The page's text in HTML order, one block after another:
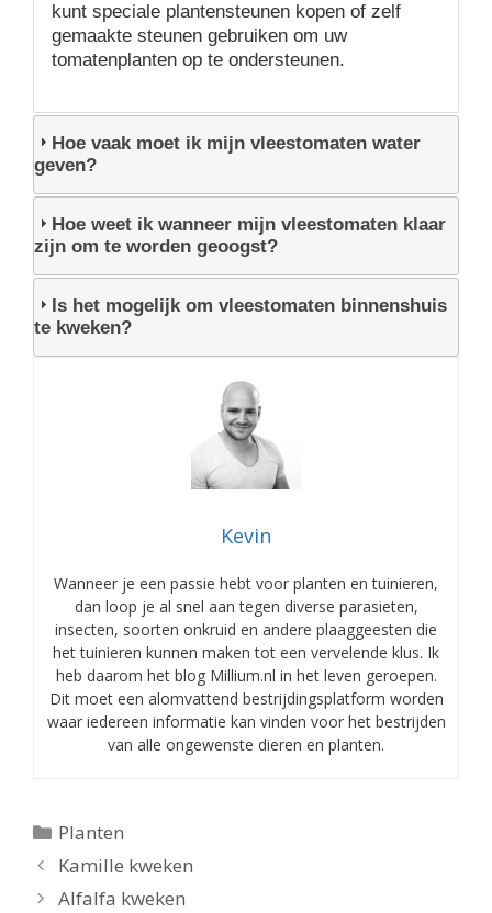
kunt speciale plantensteunen kopen of zelf
gemaakte steunen gebruiken om uw
tomatenplanten op te ondersteunen.
Hoe vaak moet ik mijn vleestomaten water
geven?
Hoe weet ik wanneer mijn vleestomaten klaar
zijn om te worden geoogst?
Is het mogelijk om vleestomaten binnenshuis
te kweken?
Kevin
Wanneer je een passie hebt voor planten en tuinieren,
dan loop je al snel aan tegen diverse parasieten,
insecten, soorten onkruid en andere plaaggeesten die
het tuinieren kunnen maken tot een vervelende klus. Ik
heb daarom het blog Millium.nl in het leven geroepen.
Dit moet een alomvattend bestrijdingsplatform worden
waar iedereen informatie kan vinden voor het bestrijden
van alle ongewenste dieren en planten.
Categorieën
Planten
Kamille kweken
Alfalfa kweken